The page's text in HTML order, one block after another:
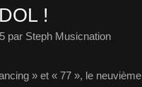
!
par Steph Musicnation
» et « 77 », le